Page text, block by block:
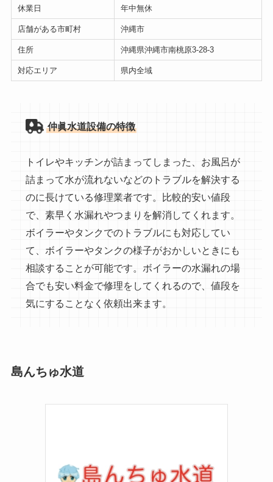
休業日 年中無休
店舗がある市町村 沖縄市
住所 沖縄県沖縄市南桃原3-28-3
対応エリア 県内全域
仲眞水道設備の特徴
トイレやキッチンが詰まってしまった、お風呂が
詰まって水が流れないなどのトラブルを解決する
のに長けている修理業者です。比較的安い値段
で、素早く水漏れやつまりを解消してくれます。
ボイラーやタンクでのトラブルにも対応してい
て、ボイラーやタンクの様子がおかしいときにも
相談することが可能です。ボイラーの水漏れの場
合でも安い料金で修理をしてくれるので、値段を
気にすることなく依頼出来ます。
島んちゅ水道